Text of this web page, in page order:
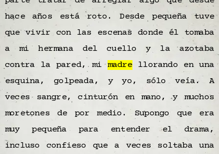
hace años está roto. Desde pequeña tuve
que vivir con las escenas donde él tomaba
a mi hermana del cuello y la azotaba
contra la pared, mi madrellorando en una
esquina, golpeada, y yo, sólo veía. A
veces sangre, cinturón en mano, y muchos
moretones de por medio. Supongo que era
muy pequeña para entender el drama,
incluso confieso que a veces soltaba una